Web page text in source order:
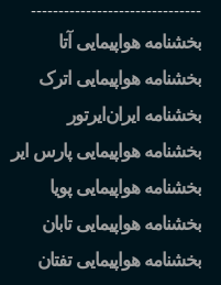
-------------------------------
بخشنامه هواپیمایی آتا
بخشنامه هواپیمایی اترک
بخشنامه ایران ایرتور
بخشنامه هواپیمایی پارس ایر
بخشنامه هواپیمایی پویا
بخشنامه هواپیمایی تابان
بخشنامه هواپیمایی تفتان